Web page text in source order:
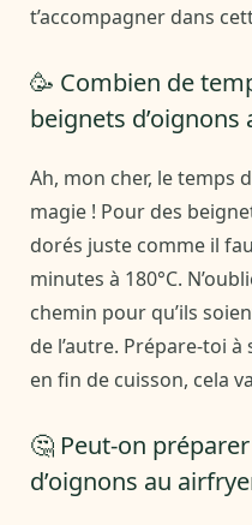
t’accompagner dans
🥳 Combien de
beignets d’oignons
Ah, mon cher, le temps
magie ! Pour des
dorés juste comme il
minutes à 180°C.
chemin pour qu’ils
de l’autre. Prépare-toi
en fin de cuisson, cela
🤔 Peut-on
d’oignons au